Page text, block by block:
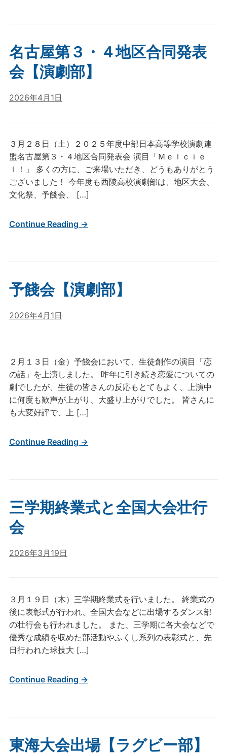
名古屋第３・４地区合同発表
会【演劇部】
2026年4月1日
３月２８日（土）２０２５年度中部日本高等学校演劇連
盟名古屋第３・４地区合同発表会 演目「Ｍｅｌｃｉｅ
ｌ！」 多くの方に、ご来場いただき、どうもありがとう
ございました！ 今年度も西陵高校演劇部は、地区大会、
文化祭、予餞会、 […]
Continue Reading →
予餞会【演劇部】
2026年4月1日
２月１３日（金）予餞会において、生徒創作の演目「恋
の話」を上演しました。 昨年に引き続き恋愛についての
劇でしたが、生徒の皆さんの反応もとてもよく、上演中
に何度も歓声が上がり、大盛り上がりでした。 皆さんに
も大変好評で、上 […]
Continue Reading →
三学期終業式と全国大会壮行
会
2026年3月19日
３月１９日（木）三学期終業式を行いました。 終業式の
後に表彰式が行われ、全国大会などに出場するダンス部
の壮行会も行われました。 また、三学期に各大会などで
優秀な成績を収めた部活動やふくし系列の表彰式と、先
日行われた球技大 […]
Continue Reading →
東海大会出場【ラグビー部】